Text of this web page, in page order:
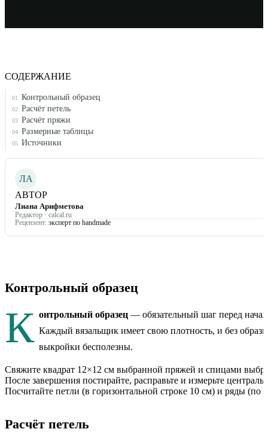
СОДЕРЖАНИЕ
01 Контрольный образец
02 Расчёт петель
03 Расчёт пряжи
04 Размерные таблицы
05 Источники
ЛА
АВТОР
Лиана Арифметова
Редактор · calcal.ru
Рецензент: эксперт по handmade
Контрольный образец
К онтрольный образец — обязательный шаг перед
Каждый вязальщик имеет свою плотность, и без
выкройки бесполезны.
Свяжите квадрат 12×12 см выбранной пряжей и спицами
После завершения постирайте, расправьте и измерьте
Посчитайте петли (в горизонтальной строке 10 см) и ряды (по
Расчёт петель